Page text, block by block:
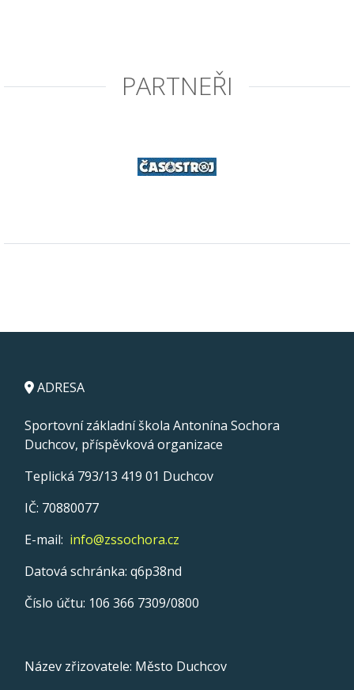
PARTNEŘI
ADRESA
Sportovní základní škola Antonína Sochora
Duchcov, příspěvková organizace
Teplická 793/13 419 01 Duchcov
IČ: 70880077
E-mail: info@zssochora.cz
Datová schránka: q6p38nd
Číslo účtu: 106 366 7309/0800
Název zřizovatele: Město Duchcov